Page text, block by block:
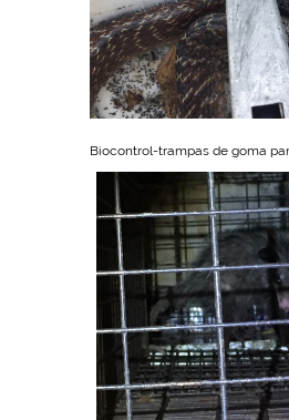
Biocontrol-trampas de goma